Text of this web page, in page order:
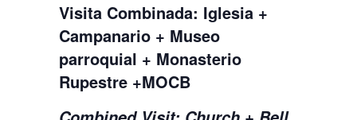
Visita Combinada: Iglesia +
Campanario + Museo
parroquial + Monasterio
Rupestre +MOCB